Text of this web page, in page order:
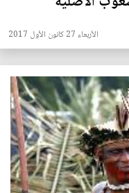
الأربعاء 27 كانون الأول 2017